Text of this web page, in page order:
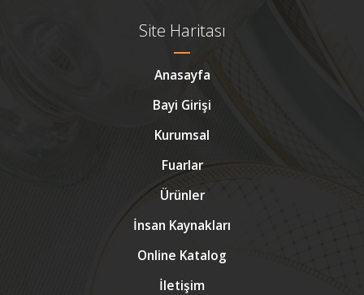
Site Haritası
Anasayfa
Bayi Girişi
Kurumsal
Fuarlar
Ürünler
İnsan Kaynakları
Online Katalog
İletişim